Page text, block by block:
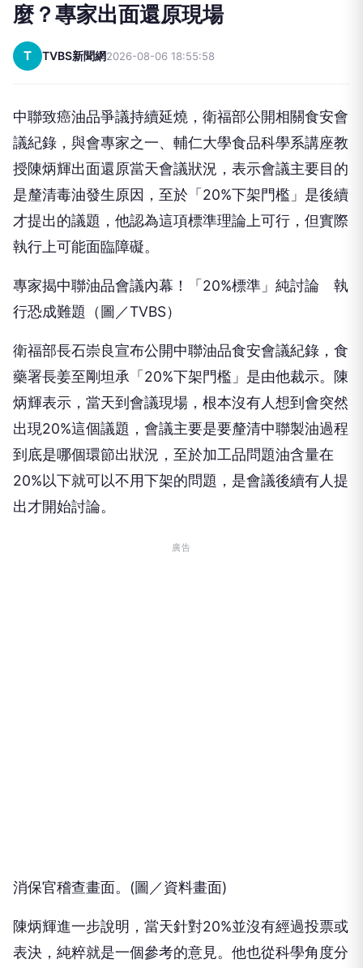
麼？專家出面還原現場
T TVBS新聞網2026-08-06 18:55:58
中聯致癌油品爭議持續延燒，衛福部公開相關食安會
議紀錄，與會專家之一、輔仁大學食品科學系講座教
授陳炳輝出面還原當天會議狀況，表示會議主要目的
是釐清毒油發生原因，至於「20%下架門檻」是後續
才提出的議題，他認為這項標準理論上可行，但實際
執行上可能面臨障礙。
專家揭中聯油品會議內幕！「20%標準」純討論 執
行恐成難題（圖／TVBS）
衛福部長石崇良宣布公開中聯油品食安會議紀錄，食
藥署長姜至剛坦承「20%下架門檻」是由他裁示。陳
炳輝表示，當天到會議現場，根本沒有人想到會突然
出現20%這個議題，會議主要是要釐清中聯製油過程
到底是哪個環節出狀況，至於加工品問題油含量在
20%以下就可以不用下架的問題，是會議後續有人提
出才開始討論。
廣告
消保官稽查畫面。(圖／資料畫面)
陳炳輝進一步說明，當天針對20%並沒有經過投票或
表決，純粹就是一個參考的意見。他也從科學角度分